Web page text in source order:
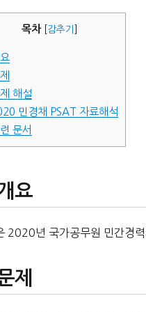
자
목차 감추기
해설
민경채 PSAT 자료해석
문서
요
2020년 국가공무원 민간경
제